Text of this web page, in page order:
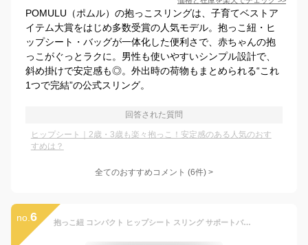
POMULU（ポムル）の抱っこスリングは、子育てベストア
イテム大賞をはじめ多数受賞の人気モデル。抱っこ紐・ヒ
ップシート・バッグが一体化した便利さで、赤ちゃんの抱
っこがぐっとラクに。男性も使いやすいシンプル設計で、
斜め掛けで安定感も◎。外出時の荷物もまとめられる“これ
1つで完結”の公式スリング。
回答された質問
ヒップシート｜2歳・3歳も楽々抱っこ！安定感のある人気のおす
すめは？
全てのおすすめコメント (6件) >
no. 6 抱っこ紐 コンパクト ヒップシート スリング サポートバッグ 抱っこ セカンド 抱っこひも ポーチ付き おでかけ 片手抱っこ サイズ調節可能 パパママ兼用 アウトレット商品